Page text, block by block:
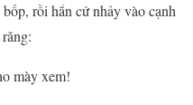
rồi hắn cứ nhảy vào cạnh
mày xem!